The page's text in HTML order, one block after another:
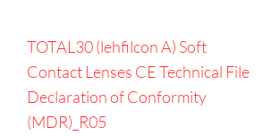
TOTAL30 (lehfilcon A) Soft
Contact Lenses CE Technical File
Declaration of Conformity
(MDR)_R05